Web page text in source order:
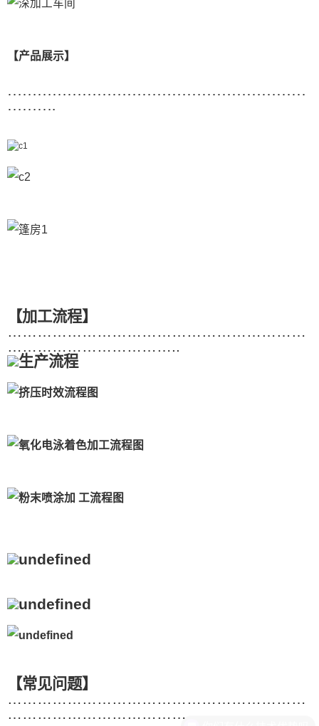
【产品展示】
……………………………………………………
……….
【加工流程】
……………………………………………………
……………………………..
【常见问题】
……………………………………………………
………………………………